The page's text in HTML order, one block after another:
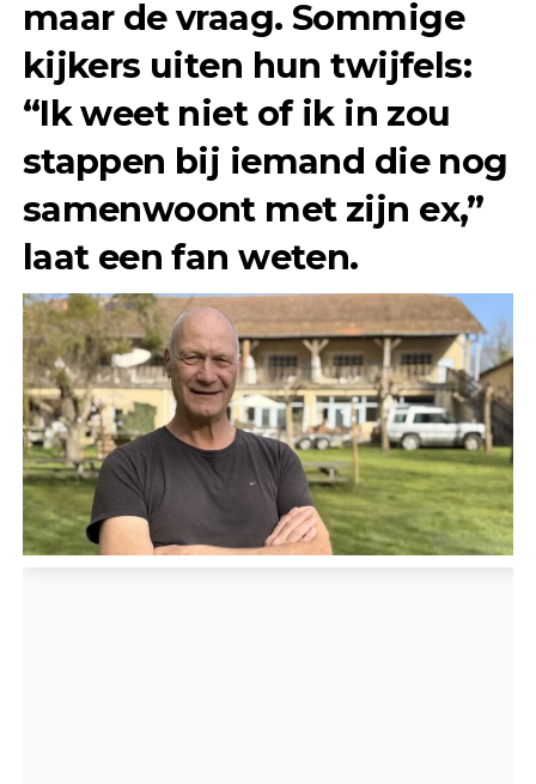
maar de vraag. Sommige
kijkers uiten hun twijfels:
“Ik weet niet of ik in zou
stappen bij iemand die nog
samenwoont met zijn ex,”
laat een fan weten.